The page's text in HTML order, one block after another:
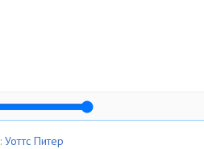
Уоттс Питер